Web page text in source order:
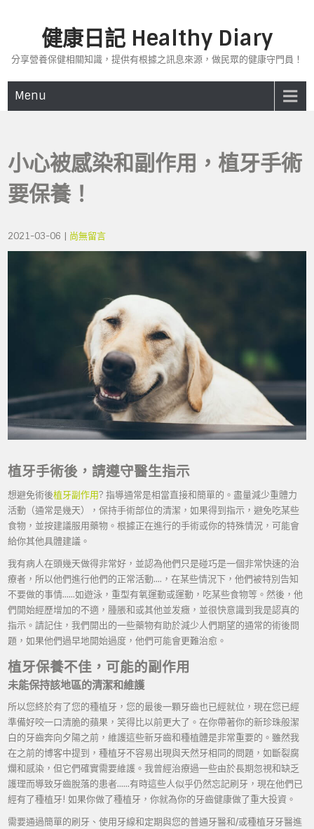
健康日記 Healthy Diary
分享營養保健相關知識，提供有根據之訊息來源，做民眾的健康守門員！
Menu
小心被感染和副作用，植牙手術
要保養！
2021-03-06 | 尚無留言
植牙手術後，請遵守醫生指示
想避免術後植牙副作用? 指導通常是相當直接和簡單的。盡量減少重體力
活動（通常是幾天），保持手術部位的清潔，如果得到指示，避免吃某些
食物，並按建議服用藥物。根據正在進行的手術或你的特殊情況，可能會
給你其他具體建議。
我有病人在頭幾天做得非常好，並認為他們只是碰巧是一個非常快速的治
療者，所以他們進行他們的正常活動….，在某些情況下，他們被特別告知
不要做的事情……如遊泳，重型有氧運動或運動，吃某些食物等。然後，他
們開始經歷增加的不適，腫脹和或其他並发癥，並很快意識到我是認真的
指示。請記住，我們開出的一些藥物有助於減少人們期望的通常的術後問
題，如果他們過早地開始過度，他們可能會更難治愈。
植牙保養不佳，可能的副作用
未能保持該地區的清潔和維護
所以您終於有了您的種植牙，您的最後一顆牙齒也已經就位，現在您已經
準備好咬一口清脆的蘋果，笑得比以前更大了。在你帶著你的新珍珠般潔
白的牙齒奔向夕陽之前，維護這些新牙齒和種植體是非常重要的。雖然我
在之前的博客中提到，種植牙不容易出現與天然牙相同的問題，如斷裂腐
爛和感染，但它們確實需要維護。我曾經治療過一些由於長期忽視和缺乏
護理而導致牙齒脫落的患者……有時這些人似乎仍然忘記刷牙，現在他們已
經有了種植牙! 如果你做了種植牙，你就為你的牙齒健康做了重大投資。
需要通過簡單的刷牙、使用牙線和定期與您的普通牙醫和/或種植牙牙醫進